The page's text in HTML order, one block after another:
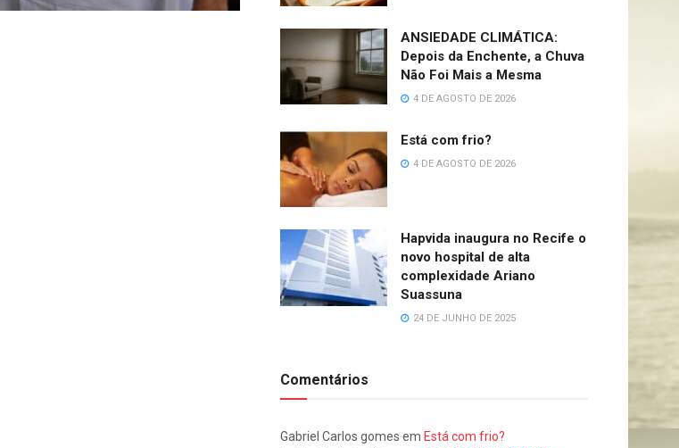
ANSIEDADE CLIMÁTICA:
Depois da Enchente, a Chuva
Não Foi Mais a Mesma
4 DE AGOSTO DE 2026
Está com frio?
4 DE AGOSTO DE 2026
Hapvida inaugura no Recife o
novo hospital de alta
complexidade Ariano
Suassuna
24 DE JUNHO DE 2025
Comentários
Gabriel Carlos gomes em Está com frio?